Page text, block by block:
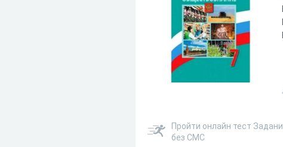
Пройти онлайн тест
без СМС